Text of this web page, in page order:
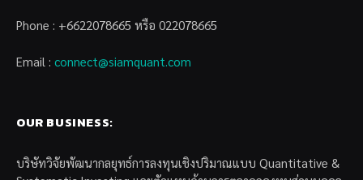
Phone : +6622078665 หรือ 022078665
Email : connect@siamquant.com
OUR BUSINESS:
บริษัทวิจัยพัฒนากลยุทธ์การลงทุนเชิงปริมาณแบบ Quantitative &